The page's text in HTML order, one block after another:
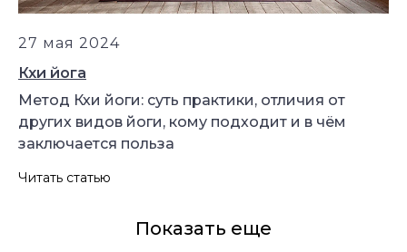
27 мая 2024
Кхи йога
Метод Кхи йоги: суть практики, отличия от
других видов йоги, кому подходит и в чём
заключается польза
Читать статью
Показать еще